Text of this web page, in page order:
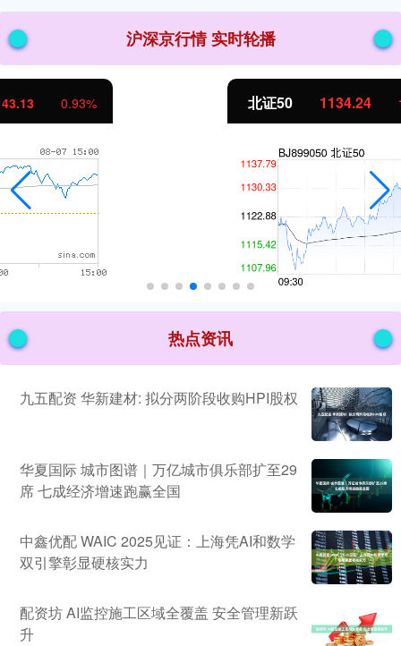
沪深京行情 实时轮播
北证50 11.37 1.01%
热点资讯
九五配资 华新建材: 拟分两阶段收购HPI股权
华夏国际 城市图谱｜万亿城市俱乐部扩至29
席 七成经济增速跑赢全国
中鑫优配 WAIC 2025见证：上海凭AI和数学
双引擎彰显硬核实力
配资坊 AI监控施工区域全覆盖 安全管理新跃
升